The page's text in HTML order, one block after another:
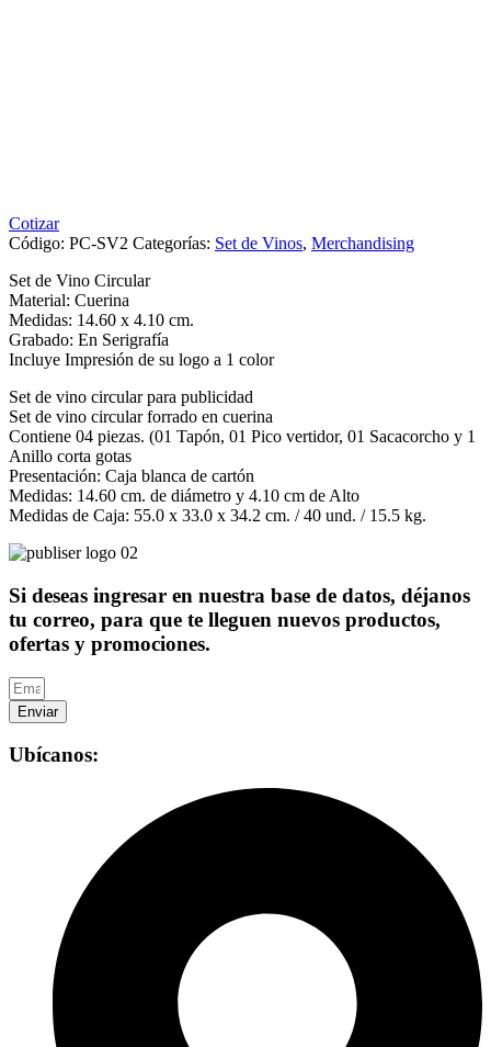
Cotizar
Código: PC-SV2 Categorías: Set de Vinos, Merchandising
Set de Vino Circular
Material: Cuerina
Medidas: 14.60 x 4.10 cm.
Grabado: En Serigrafía
Incluye Impresión de su logo a 1 color
Set de vino circular para publicidad
Set de vino circular forrado en cuerina
Contiene 04 piezas. (01 Tapón, 01 Pico vertidor, 01 Sacacorcho y 1
Anillo corta gotas
Presentación: Caja blanca de cartón
Medidas: 14.60 cm. de diámetro y 4.10 cm de Alto
Medidas de Caja: 55.0 x 33.0 x 34.2 cm. / 40 und. / 15.5 kg.
Si deseas ingresar en nuestra base de datos, déjanos
tu correo, para que te lleguen nuevos productos,
ofertas y promociones.
Enviar
Ubícanos: